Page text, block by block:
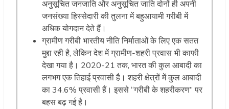
अनुसूचित जनजाति और अनुसूचित जाति दोनों ही अपनी
जनसंख्या हिस्सेदारी की तुलना में बहुआयामी गरीबी में
अधिक योगदान देते हैं।
ग्रामीण गरीबी भारतीय नीति निर्माताओं के लिए एक सतत
मुद्दा रही है, लेकिन देश में ग्रामीण-शहरी प्रवास भी काफी
देखा गया है। 2020-21 तक, भारत की कुल आबादी का
लगभग एक तिहाई प्रवासी है। शहरी क्षेत्रों में कुल आबादी
का 34.6% प्रवासी हैं। इससे “गरीबी के शहरीकरण” पर
बहस बढ़ गई है।